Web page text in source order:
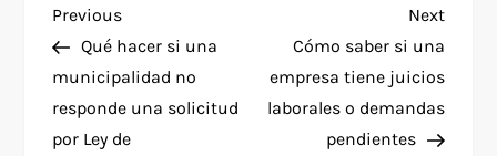
P
o
s
Previous
Post
Previous
Qué hacer si una
municipalidad no
responde una solicitud
por Ley de
Next
Post
Next
Cómo saber si una
empresa tiene juicios
laborales o demandas
pendientes